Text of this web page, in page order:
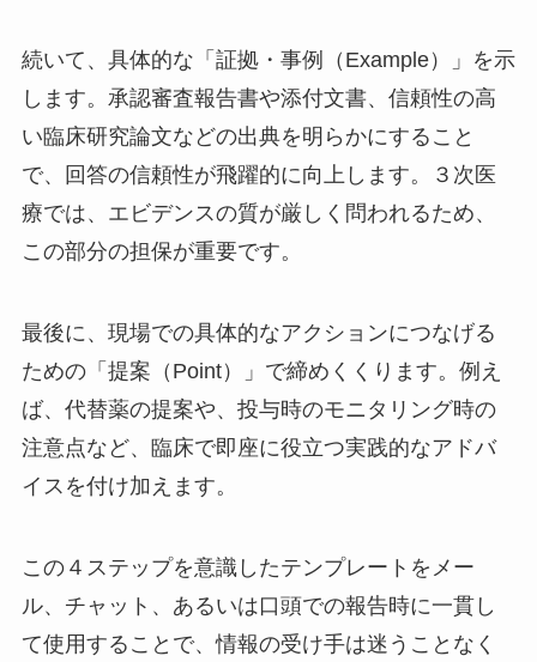
続いて、具体的な「証拠・事例（Example）」を示
します。承認審査報告書や添付文書、信頼性の高
い臨床研究論文などの出典を明らかにすること
で、回答の信頼性が飛躍的に向上します。３次医
療では、エビデンスの質が厳しく問われるため、
この部分の担保が重要です。
最後に、現場での具体的なアクションにつなげる
ための「提案（Point）」で締めくくります。例え
ば、代替薬の提案や、投与時のモニタリング時の
注意点など、臨床で即座に役立つ実践的なアドバ
イスを付け加えます。
この４ステップを意識したテンプレートをメー
ル、チャット、あるいは口頭での報告時に一貫し
て使用することで、情報の受け手は迷うことなく